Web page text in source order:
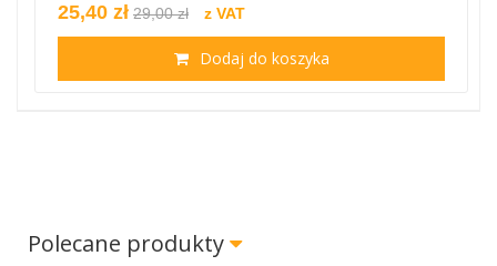
25,40 zł 29,00 zł z VAT
Dodaj do koszyka
Polecane produkty